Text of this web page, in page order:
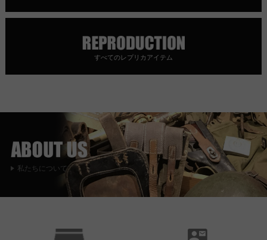
すべてのレプリカアイテム
私たちについて